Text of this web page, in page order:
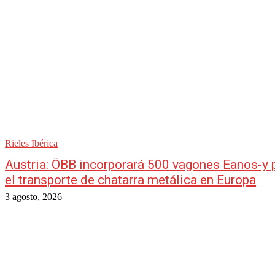
Rieles Ibérica
Austria: ÖBB incorporará 500 vagones Eanos-y
el transporte de chatarra metálica en Europa
3 agosto, 2026